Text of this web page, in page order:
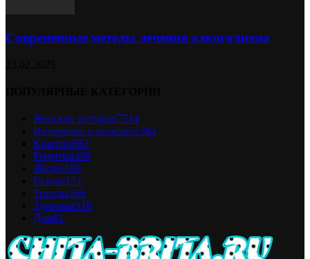
Современные методы лечения алкоголизма
Женские истории7514
Интересно и полезно2382
Красота592
Рецепты499
Жизнь180
Разное171
Тренды166
Здоровье116
Дом81